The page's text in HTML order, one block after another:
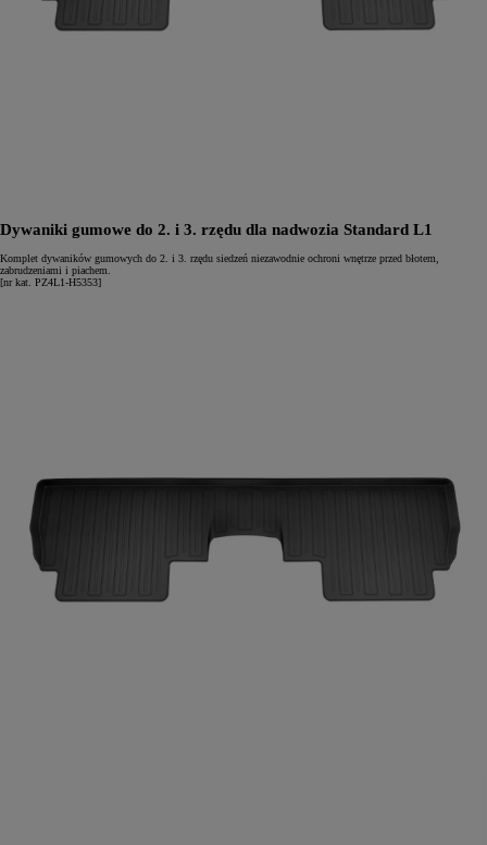
Dywaniki gumowe do 2. i 3. rzędu dla nadwozia Standard L1
Komplet dywaników gumowych do 2. i 3. rzędu siedzeń niezawodnie ochroni wnętrze przed błotem,
zabrudzeniami i piachem.
[nr kat. PZ4L1-H5353]